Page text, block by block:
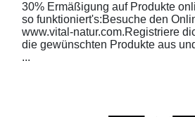
30% Ermäßigung auf Produkte
so funktioniert's:Besuche den
www.vital-natur.com.Registriere
die gewünschten Produkte aus
...